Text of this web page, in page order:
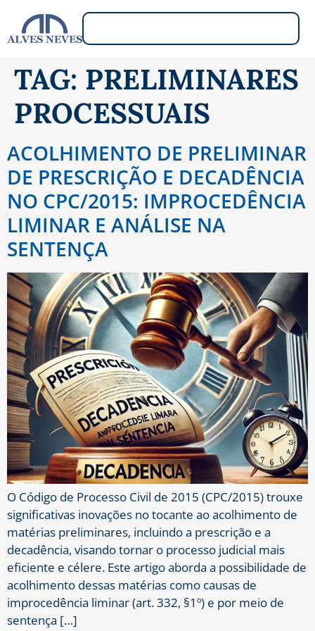
TAG: PRELIMINARES
PROCESSUAIS
ACOLHIMENTO DE PRELIMINAR
DE PRESCRIÇÃO E DECADÊNCIA
NO CPC/2015: IMPROCEDÊNCIA
LIMINAR E ANÁLISE NA
SENTENÇA
O Código de Processo Civil de 2015 (CPC/2015) trouxe
significativas inovações no tocante ao acolhimento de
matérias preliminares, incluindo a prescrição e a
decadência, visando tornar o processo judicial mais
eficiente e célere. Este artigo aborda a possibilidade de
acolhimento dessas matérias como causas de
improcedência liminar (art. 332, §1º) e por meio de
sentença […]